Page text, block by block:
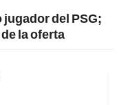
del PSG;
la oferta